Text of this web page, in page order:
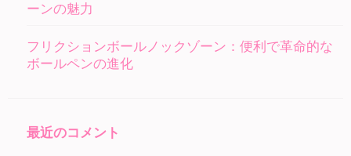
ーンの魅力
フリクションボールノックゾーン：便利で革命的な
ボールペンの進化
最近のコメント